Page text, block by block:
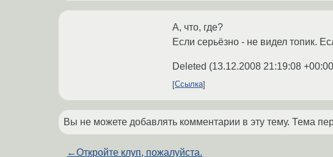
А, что, где?
Если серьёзно - не видел топик.
Deleted (13.12.2008 21:19:08 +00:00
Ссылка
Вы не можете добавлять комментарии в эту тему. Тема
←Откройте клуп, пожалуйста.